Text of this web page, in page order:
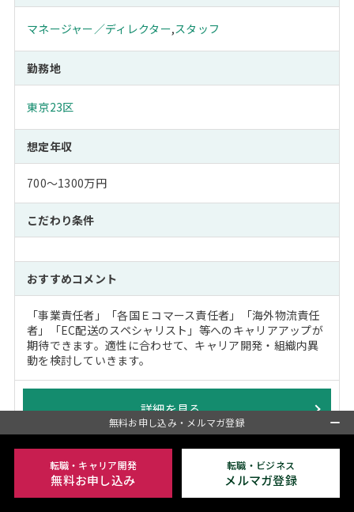
マネージャー／ディレクター,スタッフ
勤務地
東京23区
想定年収
700～1300万円
こだわり条件
おすすめコメント
「事業責任者」「各国Ｅコマース責任者」「海外物流責任
者」「EC配送のスペシャリスト」等へのキャリアアップが
期待できます。適性に合わせて、キャリア開発・組織内異
動を検討していきます。
詳細を見る
店舗設計施工／プロジェクトマネージャー
［ポジションNo.：57173］
無料お申し込み・メルマガ登録
転職・キャリア開発
無料お申し込み
転職・ビジネス
メルマガ登録